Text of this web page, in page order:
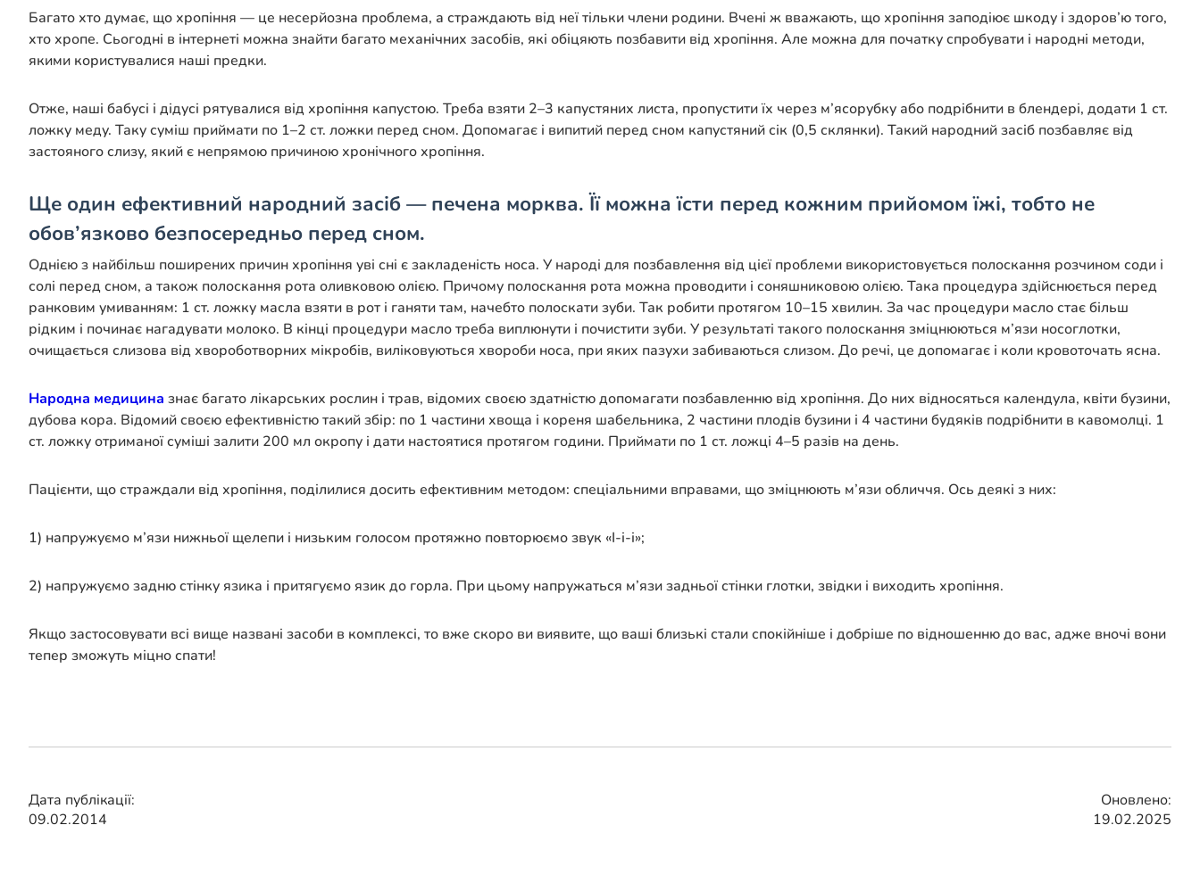
Багато хто думає, що хропіння — це несерйозна проблема, а страждають від неї тільки члени родини. Вчені ж вважають, що хропіння заподіює шкоду і здоров’ю того,
хто хропе. Сьогодні в інтернеті можна знайти багато механічних засобів, які обіцяють позбавити від хропіння. Але можна для початку спробувати і народні методи,
якими користувалися наші предки.
Отже, наші бабусі і дідусі рятувалися від хропіння капустою. Треба взяти 2–3 капустяних листа, пропустити їх через м’ясорубку або подрібнити в блендері, додати 1 ст.
ложку меду. Таку суміш приймати по 1–2 ст. ложки перед сном. Допомагає і випитий перед сном капустяний сік (0,5 склянки). Такий народний засіб позбавляє від
застояного слизу, який є непрямою причиною хронічного хропіння.
Ще один ефективний народний засіб — печена морква. Її можна їсти перед кожним прийомом їжі, тобто не
обов’язково безпосередньо перед сном.
Однією з найбільш поширених причин хропіння уві сні є закладеність носа. У народі для позбавлення від цієї проблеми використовується полоскання розчином соди і
солі перед сном, а також полоскання рота оливковою олією. Причому полоскання рота можна проводити і соняшниковою олією. Така процедура здійснюється перед
ранковим умиванням: 1 ст. ложку масла взяти в рот і ганяти там, начебто полоскати зуби. Так робити протягом 10–15 хвилин. За час процедури масло стає більш
рідким і починає нагадувати молоко. В кінці процедури масло треба виплюнути і почистити зуби. У результаті такого полоскання зміцнюються м’язи носоглотки,
очищається слизова від хвороботворних мікробів, виліковуються хвороби носа, при яких пазухи забиваються слизом. До речі, це допомагає і коли кровоточать ясна.
Народна медицина знає багато лікарських рослин і трав, відомих своєю здатністю допомагати позбавленню від хропіння. До них відносяться календула, квіти бузини,
дубова кора. Відомий своєю ефективністю такий збір: по 1 частини хвоща і кореня шабельника, 2 частини плодів бузини і 4 частини будяків подрібнити в кавомолці. 1
ст. ложку отриманої суміші залити 200 мл окропу і дати настоятися протягом години. Приймати по 1 ст. ложці 4–5 разів на день.
Пацієнти, що страждали від хропіння, поділилися досить ефективним методом: спеціальними вправами, що зміцнюють м’язи обличчя. Ось деякі з них:
1) напружуємо м’язи нижньої щелепи і низьким голосом протяжно повторюємо звук «І-і-і»;
2) напружуємо задню стінку язика і притягуємо язик до горла. При цьому напружаться м’язи задньої стінки глотки, звідки і виходить хропіння.
Якщо застосовувати всі вище названі засоби в комплексі, то вже скоро ви виявите, що ваші близькі стали спокійніше і добріше по відношенню до вас, адже вночі вони
тепер зможуть міцно спати!
Дата публікації:
09.02.2014
Оновлено:
19.02.2025